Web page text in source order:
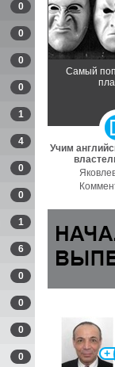
Самый
Учим
+
0
0
0
0
1
4
0
0
1
6
0
0
0
0